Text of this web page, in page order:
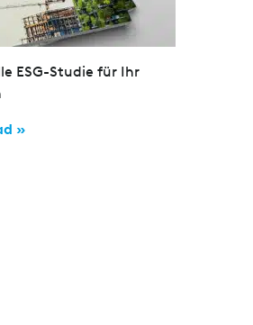
ESG-Studie für Ihr
»